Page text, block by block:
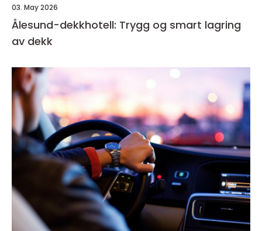
03. May 2026
Ålesund-dekkhotell: Trygg og smart lagring
av dekk